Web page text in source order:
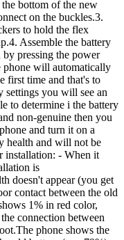
bottom of the new
on the buckles.3.
to hold the flex
Assemble the battery
pressing the power
phone will automatically
first time and that's to
settings you will see an
to determine i the battery
non-genuine then you
and turn it on a
health and will not be
installation: - When it
is
doesn't appear (you get
contact between the old
1% in red color,
connection between
phone shows the